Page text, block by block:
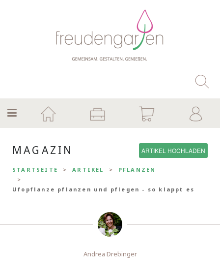
MAGAZIN ARTIKEL HOCHLADEN
STARTSEITE ARTIKEL PFLANZEN
Ufopflanze pflanzen und pflegen - so klappt es
Andrea Drebinger